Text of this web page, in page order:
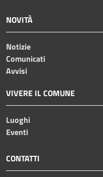
NOVITÀ
Notizie
Comunicati
Avvisi
VIVERE IL COMUNE
Luoghi
Eventi
CONTATTI